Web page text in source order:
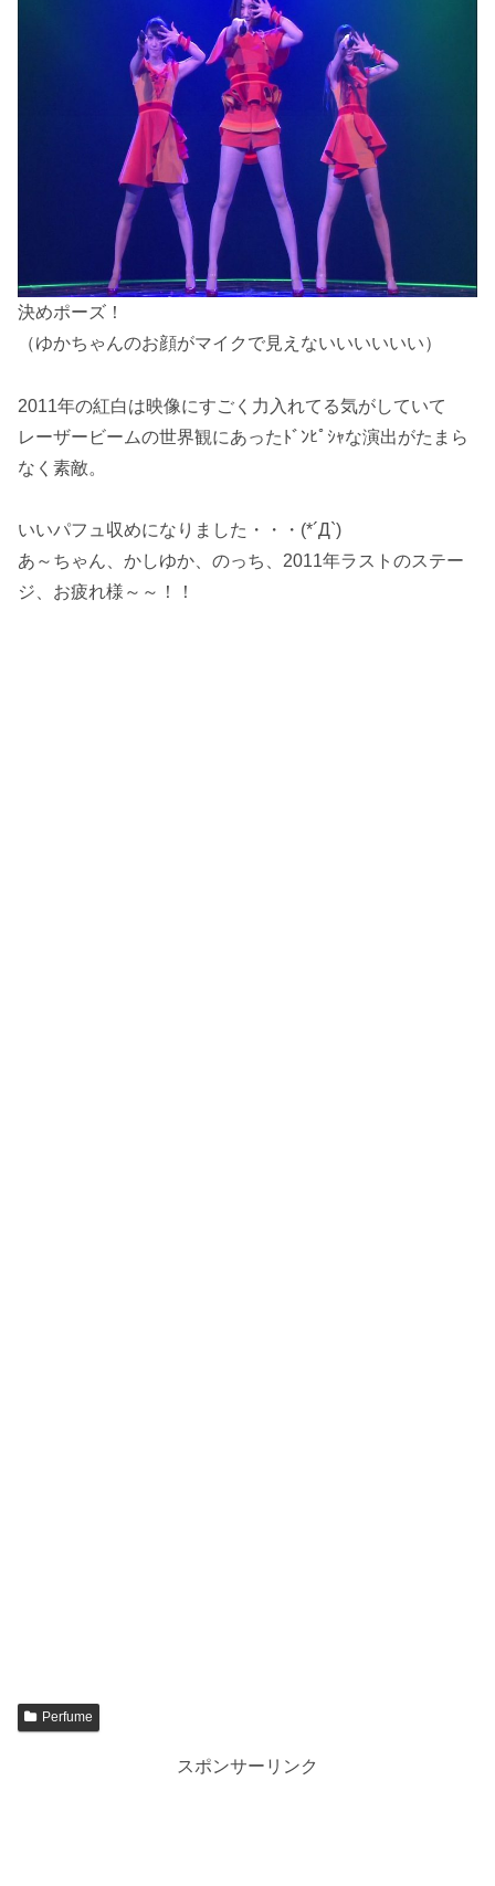
決めポーズ！
（ゆかちゃんのお顔がマイクで見えないいいいいい）
2011年の紅白は映像にすごく力入れてる気がしていて
レーザービームの世界観にあったﾄﾞﾝﾋﾟｼｬな演出がたまら
なく素敵。
いいパフュ収めになりました・・・(*´Д`)
あ～ちゃん、かしゆか、のっち、2011年ラストのステー
ジ、お疲れ様～～！！
Perfume
スポンサーリンク